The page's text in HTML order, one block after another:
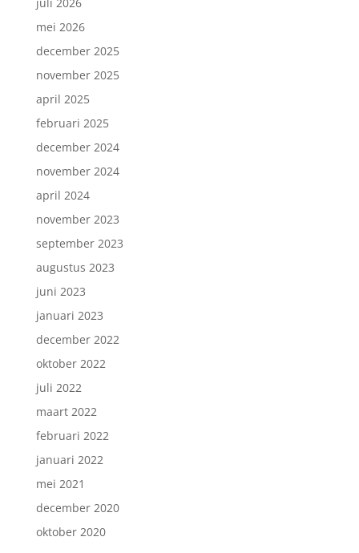
juli 2026
mei 2026
december 2025
november 2025
april 2025
februari 2025
december 2024
november 2024
april 2024
november 2023
september 2023
augustus 2023
juni 2023
januari 2023
december 2022
oktober 2022
juli 2022
maart 2022
februari 2022
januari 2022
mei 2021
december 2020
oktober 2020